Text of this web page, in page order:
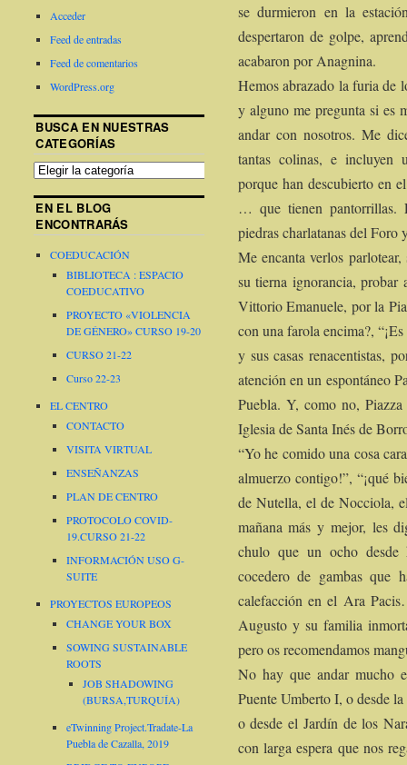
se durmieron en la
despertaron de golpe,
acabaron por Anagnina.
Hemos abrazado la furia de
y alguno me pregunta si es
andar con nosotros. Me
tantas colinas, e incluyen
porque han descubierto en
… que tienen pantorrillas.
piedras charlatanas del Foro
Me encanta verlos
su tierna ignorancia,
Vittorio Emanuele, por la
con una farola encima?,
y sus casas renacentistas,
atención en un espontáneo
Puebla. Y, como no,
Iglesia de Santa Inés de
“Yo he comido una cosa
almuerzo contigo!”, “¡qué
de Nutella, el de Nocciola,
mañana más y mejor, les
chulo que un ocho desde
cocedero de gambas que
calefacción en el Ara
Augusto y su familia
pero os recomendamos
No hay que andar mucho
Puente Umberto I, o desde
o desde el Jardín de los
con larga espera que nos
Acceder
Feed de entradas
Feed de comentarios
WordPress.org
BUSCA EN NUESTRAS
CATEGORÍAS
EN EL BLOG
ENCONTRARÁS
COEDUCACIÓN
BIBLIOTECA : ESPACIO
COEDUCATIVO
PROYECTO «VIOLENCIA
DE GÉNERO» CURSO 19-20
CURSO 21-22
Curso 22-23
EL CENTRO
CONTACTO
VISITA VIRTUAL
ENSEÑANZAS
PLAN DE CENTRO
PROTOCOLO COVID-
19.CURSO 21-22
INFORMACIÓN USO G-
SUITE
PROYECTOS EUROPEOS
CHANGE YOUR BOX
SOWING SUSTAINABLE
ROOTS
JOB SHADOWING
(BURSA,TURQUÍA)
eTwinning Project.Tradate-La
Puebla de Cazalla, 2019